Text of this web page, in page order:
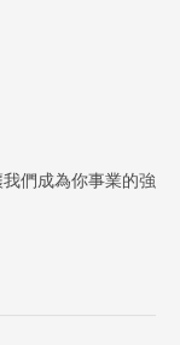
們成為你事業的強